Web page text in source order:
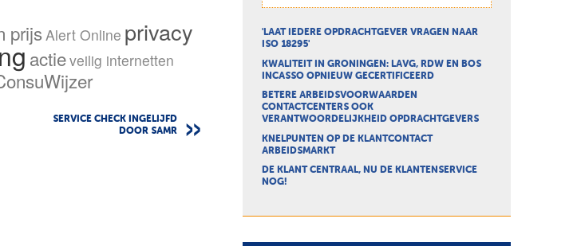
prijs Alert Online privacy
actieveilig internetten
SERVICE CHECK INGELIJFD
DOOR SAMR
'LAAT IEDERE OPDRACHTGEVER VRAGEN NAAR
ISO 18295'
KWALITEIT IN GRONINGEN: LAVG, RDW EN BOS
INCASSO OPNIEUW GECERTIFICEERD
BETERE ARBEIDSVOORWAARDEN
CONTACTCENTERS OOK
VERANTWOORDELIJKHEID OPDRACHTGEVERS
KNELPUNTEN OP DE KLANTCONTACT
ARBEIDSMARKT
DE KLANT CENTRAAL, NU DE KLANTENSERVICE
NOG!